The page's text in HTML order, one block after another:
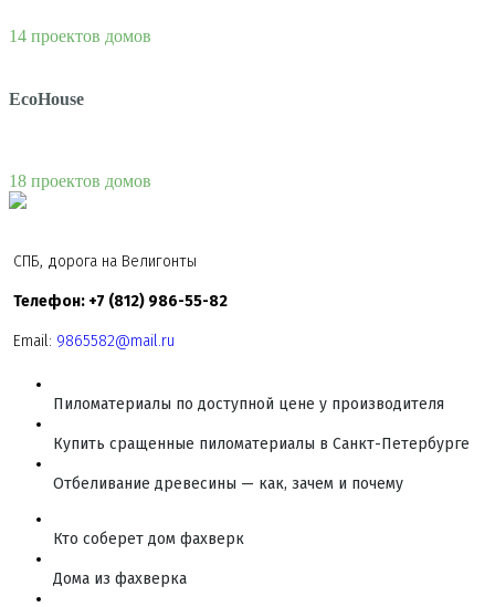
14 проектов домов
EcoHouse
18 проектов домов
СПБ, дорога на Велигонты
Телефон: +7 (812) 986-55-82
Email: 9865582@mail.ru
Пиломатериалы по доступной цене у производителя
Купить сращенные пиломатериалы в Санкт-Петербурге
Отбеливание древесины — как, зачем и почему
Кто соберет дом фахверк
Дома из фахверка